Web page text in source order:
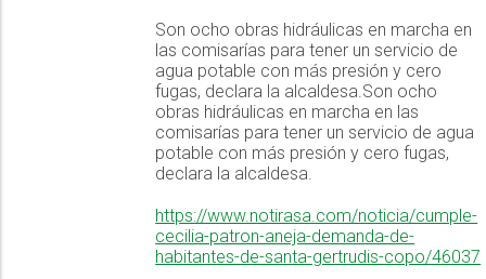
Son ocho obras hidráulicas en marcha en
las comisarías para tener un servicio de
agua potable con más presión y cero
fugas, declara la alcaldesa.Son ocho
obras hidráulicas en marcha en las
comisarías para tener un servicio de agua
potable con más presión y cero fugas,
declara la alcaldesa.
https://www.notirasa.com/noticia/cumple-
cecilia-patron-aneja-demanda-de-
habitantes-de-santa-gertrudis-copo/46037